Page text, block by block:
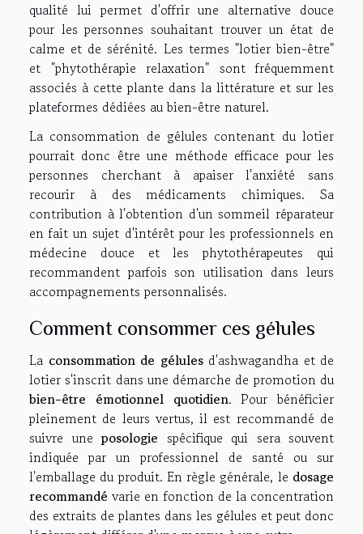
qualité lui permet d'offrir une alternative douce
pour les personnes souhaitant trouver un état de
calme et de sérénité. Les termes "lotier bien-être"
et "phytothérapie relaxation" sont fréquemment
associés à cette plante dans la littérature et sur les
plateformes dédiées au bien-être naturel.
La consommation de gélules contenant du lotier
pourrait donc être une méthode efficace pour les
personnes cherchant à apaiser l'anxiété sans
recourir à des médicaments chimiques. Sa
contribution à l'obtention d'un sommeil réparateur
en fait un sujet d'intérêt pour les professionnels en
médecine douce et les phytothérapeutes qui
recommandent parfois son utilisation dans leurs
accompagnements personnalisés.
Comment consommer ces gélules
La consommation de gélulesd'ashwagandha et de
lotier s'inscrit dans une démarche de promotion du
bien-être émotionnel quotidien. Pour bénéficier
pleinement de leurs vertus, il est recommandé de
suivre une posologie spécifique qui sera souvent
indiquée par un professionnel de santé ou sur
l'emballage du produit. En règle générale, le dosage
recommandé varie en fonction de la concentration
des extraits de plantes dans les gélules et peut donc